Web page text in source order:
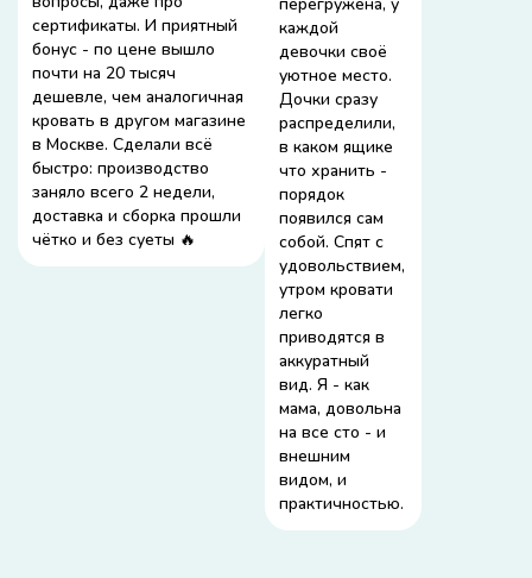
сертификаты. И приятный
бонус - по цене вышло
почти на 20 тысяч
дешевле, чем аналогичная
кровать в другом магазине
в Москве. Сделали всё
быстро: производство
заняло всего 2 недели,
доставка и сборка прошли
чётко и без суеты 🔥
каждой
девочки своё
уютное место.
Дочки сразу
распределили,
в каком ящике
что хранить -
порядок
появился сам
собой. Спят с
удовольствием,
утром кровати
легко
приводятся в
аккуратный
вид. Я - как
мама, довольна
на все сто - и
внешним
видом, и
практичностью.